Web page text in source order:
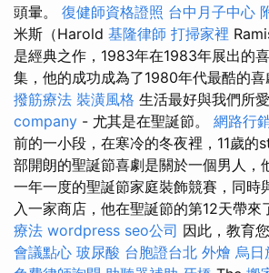
頭暈。 復健師資格證照 台中月子中心
米斯（Harold 基隆律師 打掃家裡
是經典之作，1983年在1983年展出的
集，他的成功成為了1980年代最酷的喜
撥筋療法 裝潢風格 生活最好與我們所
company - 尤其是在聖誕節。 網路行
前的一小段，在寒冷的冬夜裡，11歲的
部開朗的聖誕節喜劇是關於一個男人，
一年一度的聖誕節家庭裝飾競賽，同時
入一家商店，他在聖誕節的第12天帶來
療法 wordpress seo公司 因此，教育
會議點心 玻尿酸 台胞證台北 外燴 烏日